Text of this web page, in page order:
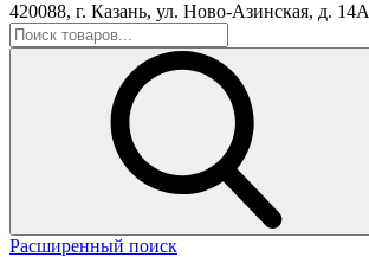
420088, г. Казань, ул. Ново-Азинская, д. 14А
Расширенный поиск